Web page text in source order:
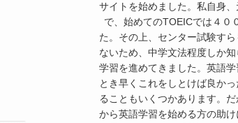
サイトを始めました。私自身
で、始めてのTOEICでは４０
た。その上、センター試験す
ないため、中学文法程度しか
学習を進めてきました。英語
とき早くこれをしとけば良か
ることもいくつかあります。
から英語学習を始める方の助